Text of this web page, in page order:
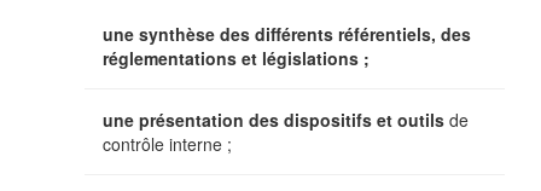
une synthèse des différents référentiels, des
réglementations et législations ;
une présentation des dispositifs et outils de
contrôle interne ;